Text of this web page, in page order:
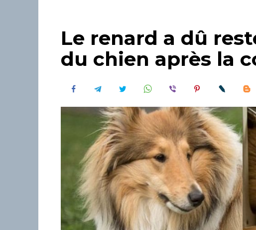
Le renard a dû
du chien après la